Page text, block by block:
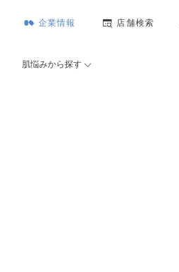
企業情報 店舗検索
肌悩みから探す